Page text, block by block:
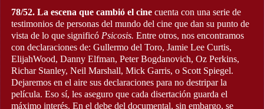
78/52. La escena que cambió el cine cuenta con una serie de
testimonios de personas del mundo del cine que dan su punto de
vista de lo que significó Psicosis. Entre otros, nos encontramos
con declaraciones de: Gullermo del Toro, Jamie Lee Curtis,
ElijahWood, Danny Elfman, Peter Bogdanovich, Oz Perkins,
Richar Stanley, Neil Marshall, Mick Garris, o Scott Spiegel.
Dejaremos en el aire sus declaraciones para no destripar la
película. Eso sí, les aseguro que cada disertación guarda el
máximo interés. En el debe del documental, sin embargo, se